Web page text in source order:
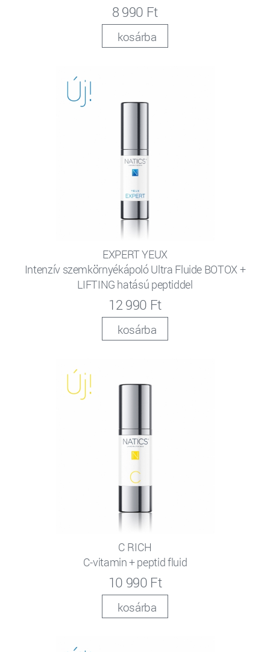
8 990 Ft
kosárba
EXPERT YEUX
Intenzív szemkörnyékápoló Ultra Fluide BOTOX +
LIFTING hatású peptiddel
12 990 Ft
kosárba
C RICH
C-vitamin + peptid fluid
10 990 Ft
kosárba